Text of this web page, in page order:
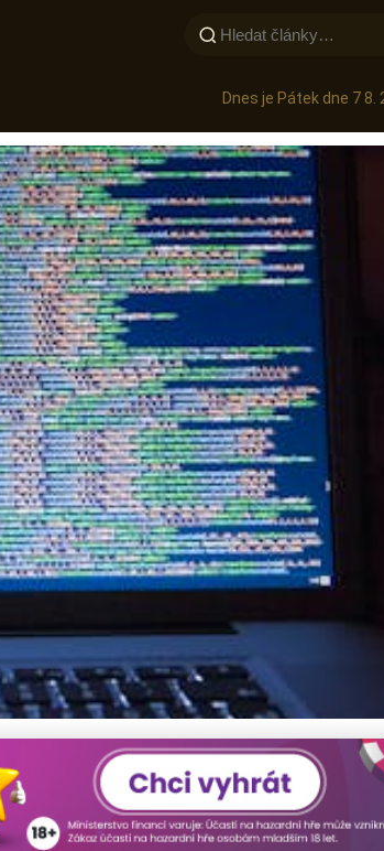
Dnes je Pátek dne 7 8.
softwarem!